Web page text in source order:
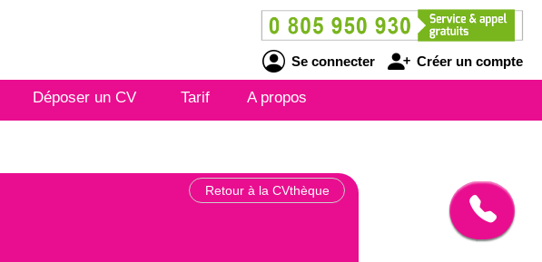
Se connecter Créer un compte
Déposer un CV Tarif A propos
Retour à la CVthèque